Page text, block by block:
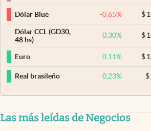
Dólar Blue -0,65% $
Dólar CCL (GD30,
48 hs)
0,30% $
Euro 0,11% $
Real brasileño 0,23% $
Las más leídas de Negocios